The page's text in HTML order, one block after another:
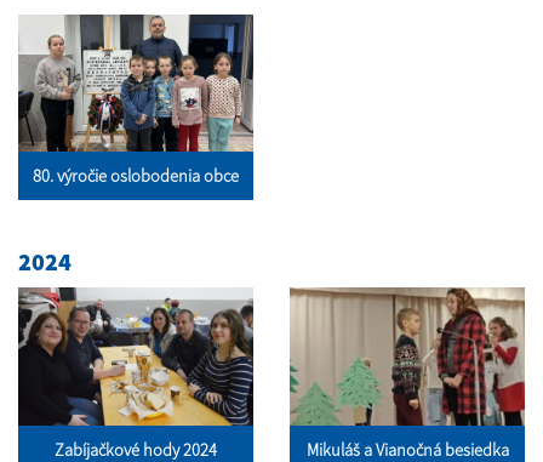
80. výročie oslobodenia obce
2024
Zabíjačkové hody 2024 Mikuláš a Vianočná besiedka